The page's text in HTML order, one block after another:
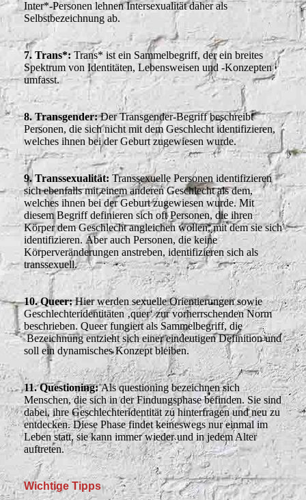
Inter*-Personen lehnen Intersexualität daher als
Selbstbezeichnung ab.
7. Trans*:Trans* ist ein Sammelbegriff, der ein breites
Spektrum von Identitäten, Lebensweisen und -Konzepten
umfasst.
8. Transgender:Der Transgender-Begriff beschreibt
Personen, die sichnicht mit demGeschlecht identifizieren,
welches ihnen bei der Geburt zugewiesen wurde.
9. Transsexualität: Transsexuelle Personen identifizieren
sich ebenfalls mit einem anderen Geschlecht als dem,
welches ihnen bei der Geburt zugewiesen wurde. Mit
diesem Begriff definieren sich oft Personen, die ihren
Körper dem Geschlecht angleichen wollen,mitdem sie sich
identifizieren. Aber auch Personen, die keine
Körperveränderungen anstreben, identifizieren sich als
transsexuell.
10. Queer:Hier werden sexuelle Orientierungen sowie
Geschlechteridentitäten ‚quer‘ zur vorherrschenden Norm
beschrieben. Queer fungiert als Sammelbegriff, die
Bezeichnung entzieht sich einer eindeutigen Definition und
soll ein dynamisches Konzept bleiben.
11. Questioning:Als questioning bezeichnen sich
Menschen, die sich in der Findungsphase befinden. Sie sind
dabei, ihre Geschlechteridentität zu hinterfragen und neu zu
entdecken. Diese Phase findet keineswegs nur einmal im
Leben statt, sie kann immerwiederund in jedem Alter
auftreten.
Wichtige Tipps